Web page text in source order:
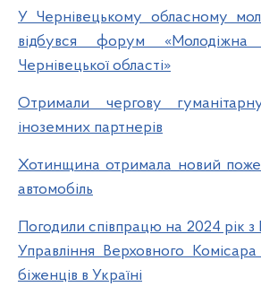
У Чернівецькому обласному
відбувся форум «Молодіжна
Чернівецької області»
Отримали чергову
іноземних партнерів
Хотинщина отримала новий
автомобіль
Погодили співпрацю на 2024 рік
Управління Верховного
біженців в Україні